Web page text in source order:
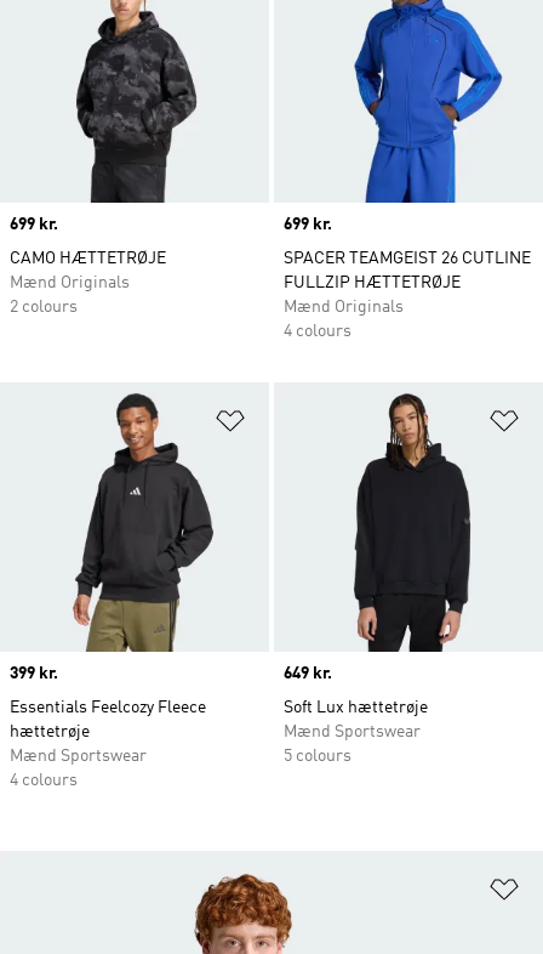
Price
699 kr.
CAMO HÆTTETRØJE
Mænd Originals
2 colours
Price
699 kr.
SPACER TEAMGEIST 26 CUTLINE
FULLZIP HÆTTETRØJE
Mænd Originals
4 colours
Price
399 kr.
Essentials Feelcozy Fleece
hættetrøje
Mænd Sportswear
4 colours
Price
649 kr.
Soft Lux hættetrøje
Mænd Sportswear
5 colours